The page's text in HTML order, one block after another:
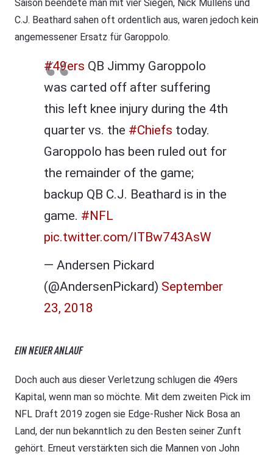
Saison beendete man mit vier Siegen, Nick Mullens und
C.J. Beathard sahen oft ordentlich aus, waren jedoch kein
angemessener Ersatz für Garoppolo.
#49ers QB Jimmy Garoppolo
was carted off after suffering
this left knee injury during the 4th
quarter vs. the #Chiefs today.
Garoppolo has been ruled out for
the remainder of the game;
backup QB C.J. Beathard is in the
game. #NFL
pic.twitter.com/ITBw743AsW
— Andersen Pickard
(@AndersenPickard) September
23, 2018
EIN NEUER ANLAUF
Doch auch aus dieser Verletzung schlugen die 49ers
Kapital, wenn man so möchte. Mit dem zweiten Pick im
NFL Draft 2019 zogen sie Edge-Rusher Nick Bosa an
Land, der nun bekanntlich zu den Besten seiner Zunft
gehört. Erneut verstärkten sich die Mannen von John